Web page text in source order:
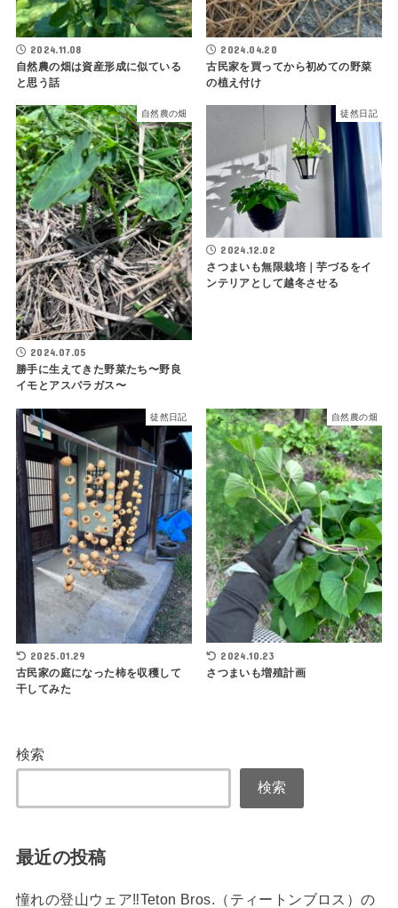
2024.11.08
自然農の畑は資産形成に似ている
と思う話
2024.04.20
古民家を買ってから初めての野菜
の植え付け
自然農の畑
2024.07.05
勝手に生えてきた野菜たち〜野良
イモとアスパラガス〜
徒然日記
2024.12.02
さつまいも無限栽培｜芋づるをイ
ンテリアとして越冬させる
徒然日記
2025.01.29
古民家の庭になった柿を収穫して
干してみた
自然農の畑
2024.10.23
さつまいも増殖計画
検索
検索
最近の投稿
憧れの登山ウェア‼Teton Bros.（ティートンブロス）の